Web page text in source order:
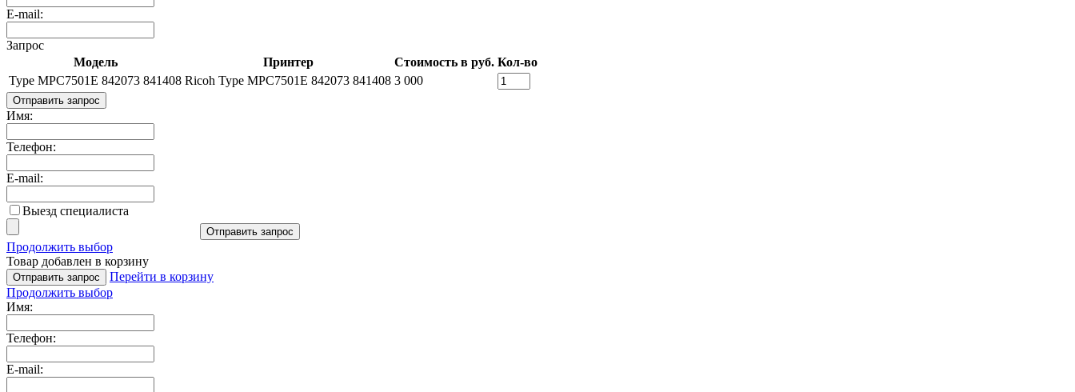
E-mail:
Запрос
Модель
Принтер Стоимость в руб. Кол-во
Type MPC7501E 842073 841408 Ricoh Type MPC7501E 842073 841408 3 000
Отправить запрос
Имя:
Телефон:
E-mail:
Выезд специалиста
Отправить запрос
Продолжить выбор
Товар добавлен в корзину
Отправить запрос
Перейти в корзину
Продолжить выбор
Имя:
Телефон:
E-mail: